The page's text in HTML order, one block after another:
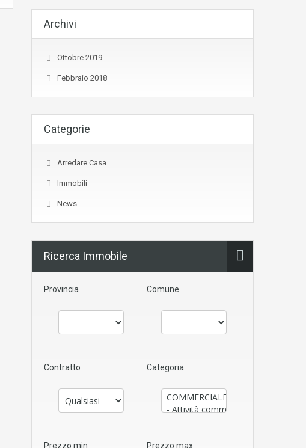
Archivi
Ottobre 2019
Febbraio 2018
Categorie
Arredare Casa
Immobili
News
Ricerca Immobile
Provincia Comune
Contratto Categoria
Prezzo min Prezzo max